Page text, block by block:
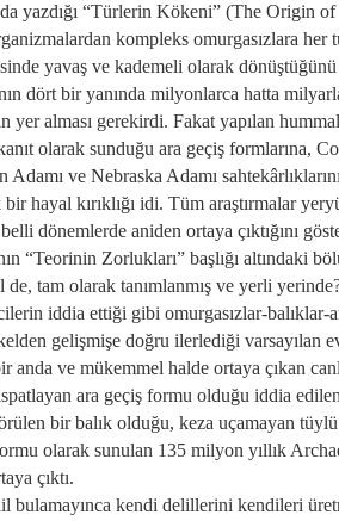
yazdığı “Türlerin Kökeni” (The Origin of
kompleks omurgasızlara her
yavaş ve kademeli olarak
dört bir yanında milyonlarca hatta
yer alması gerekirdi. Fakat yapılan
olarak sunduğu ara geçiş formlarına,
Adamı ve Nebraska Adamı
hayal kırıklığı idi. Tüm araştırmalar
dönemlerde aniden ortaya çıktığını
“Teorinin Zorlukları” başlığı altındaki
de, tam olarak tanımlanmış ve yerli
iddia ettiği gibi omurgasızlar-
gelişmişe doğru ilerlediği varsayılan
anda ve mükemmel halde ortaya çıkan
ara geçiş formu olduğu iddia
bir balık olduğu, keza uçamayan
olarak sunulan 135 milyon yıllık
çıktı.
bulamayınca kendi delillerini kendileri